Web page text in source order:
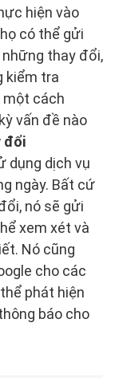
hiện vào
có thể gửi
thay đổi,
kiểm tra
một cách
vấn đề nào
đổi
dụng dịch vụ
ngày. Bất cứ
nó sẽ gửi
xem xét và
Nó cũng
cho các
phát hiện
báo cho